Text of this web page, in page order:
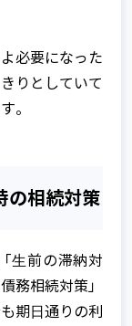
必要になった
りとしていて
。
の相続対策
⽣前の滞納対
務相続対策」
期⽇通りの利